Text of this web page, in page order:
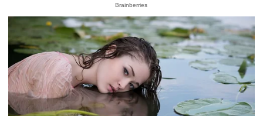
Brainberries